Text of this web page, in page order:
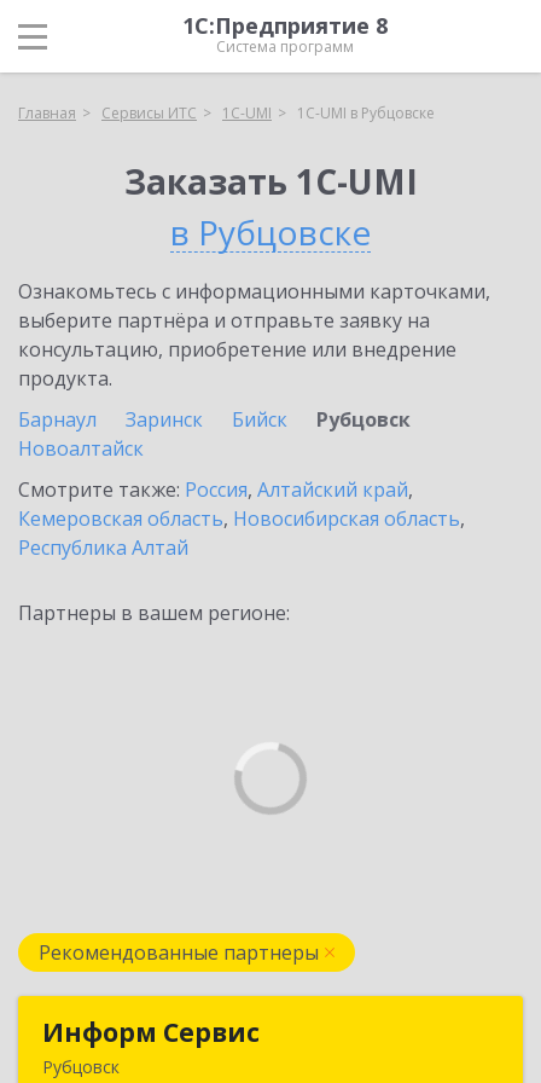
1С:Предприятие 8
Система программ
Главная Сервисы ИТС 1C-UMI 1C-UMI в Рубцовске
Заказать 1C-UMI
в Рубцовске
Ознакомьтесь с информационными карточками,
выберите партнёра и отправьте заявку на
консультацию, приобретение или внедрение
продукта.
Барнаул
Заринск Бийск
Рубцовск
Новоалтайск
Смотрите также: Россия, Алтайский край,
Кемеровская область, Новосибирская область,
Республика Алтай
Партнеры в вашем регионе:
Рекомендованные партнеры
Информ Сервис
Рубцовск